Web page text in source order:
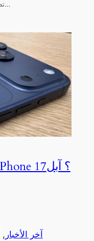
تصميم عصري معزز بالتكنولوجيا اعتمدت…
آخر الأخبار ,